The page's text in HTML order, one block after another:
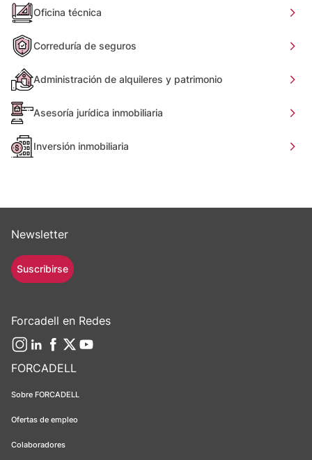
Oficina técnica
Correduría de seguros
Administración de alquileres y patrimonio
Asesoría jurídica inmobiliaria
Inversión inmobiliaria
FORCADELL
Sobre FORCADELL
Ofertas de empleo
Colaboradores
Newsletter
Suscribirse
Forcadell en Redes